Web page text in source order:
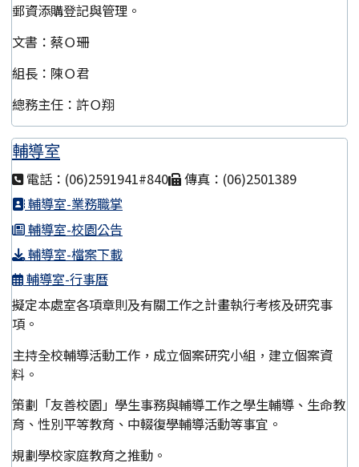
郵資添購登記與管理。
文書：蔡Ｏ珊
組長：陳Ｏ君
總務主任：許Ｏ翔
輔導室
電話：(06)2591941#840
傳真：(06)2501389
輔導室-業務職掌
輔導室-校園公告
輔導室-檔案下載
輔導室-行事曆
擬定本處室各項章則及有關工作之計畫執行考核及研究事
項。
主持全校輔導活動工作，成立個案研究小組，建立個案資
料。
策劃「友善校園」學生事務與輔導工作之學生輔導、生命教
育、性別平等教育、中輟復學輔導活動等事宜。
規劃學校家庭教育之推動。